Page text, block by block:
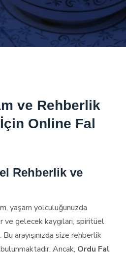
ve Rehberlik
İçin Online Fal
Rehberlik ve
yaşam yolculuğunuzda
ve gelecek kaygıları, spiritüel
arayışınızda size rehberlik
Ancak, Ordu Fal